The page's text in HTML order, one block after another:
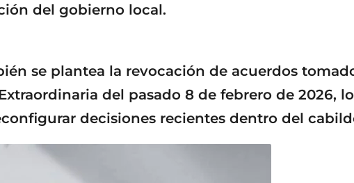
del gobierno local.
se plantea la revocación de acuerdos
del pasado 8 de febrero de 2026,
decisiones recientes dentro del